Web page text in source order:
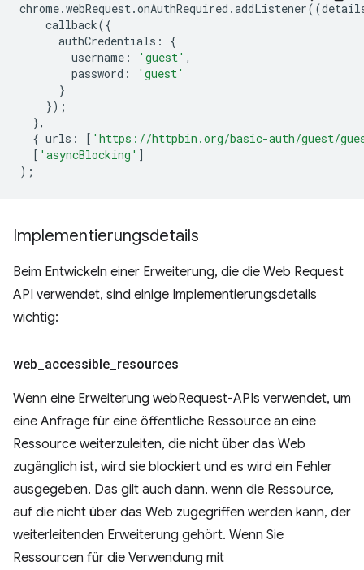
chrome.webRequest.onAuthRequired .addListener((
callback({
authCredentials :
{
username : 'guest' ,
password :
'guest'
}
});
},
{ urls : [ 'https://httpbin.org/basic-auth/guest/
[ 'asyncBlocking' ]
);
Implementierungsdetails
Beim Entwickeln einer Erweiterung, die die Web Request
API verwendet, sind einige Implementierungsdetails
wichtig:
web accessible resources
Wenn eine Erweiterung webRequest-APIs verwendet, um
eine Anfrage für eine öffentliche Ressource an eine
Ressource weiterzuleiten, die nicht über das Web
zugänglich ist, wird sie blockiert und es wird ein Fehler
ausgegeben. Das gilt auch dann, wenn die Ressource,
auf die nicht über das Web zugegriffen werden kann, der
weiterleitenden Erweiterung gehört. Wenn Sie
Ressourcen für die Verwendung mit